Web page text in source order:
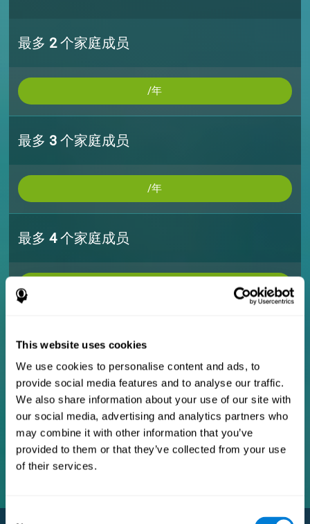
This website uses cookies
We use cookies to personalise content and ads, to
provide social media features and to analyse our traffic.
We also share information about your use of our site with
our social media, advertising and analytics partners who
may combine it with other information that you’ve
provided to them or that they’ve collected from your use
of their services.
最多 2个家庭成员
/年
最多 3 个家庭成员
/年
最多4个家庭成员
/年
最多10个家庭成员